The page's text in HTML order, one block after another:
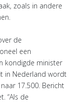
zoals in andere
de
een
kondigde minister
in Nederland wordt
17.500. Bericht
“Als de